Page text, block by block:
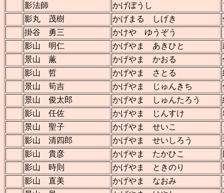
影法師
かげぼうし
影丸 茂樹
かげまる しげき
掛谷 勇三
かけや ゆうぞう
影山 明仁
かげやま あきひと
景山 薫
かげやま かおる
影山 哲
かげやま さとる
景山 筍吉
かげやま じゅんきち
景山 俊太郎
かげやま しゅんたろう
影山 任佐
かげやま じんすけ
景山 聖子
かげやま せいこ
影山 清四郎
かげやま せいしろう
影山 貴彦
かげやま たかひこ
影山 時則
かげやま ときのり
影山 直美
かげやま なおみ